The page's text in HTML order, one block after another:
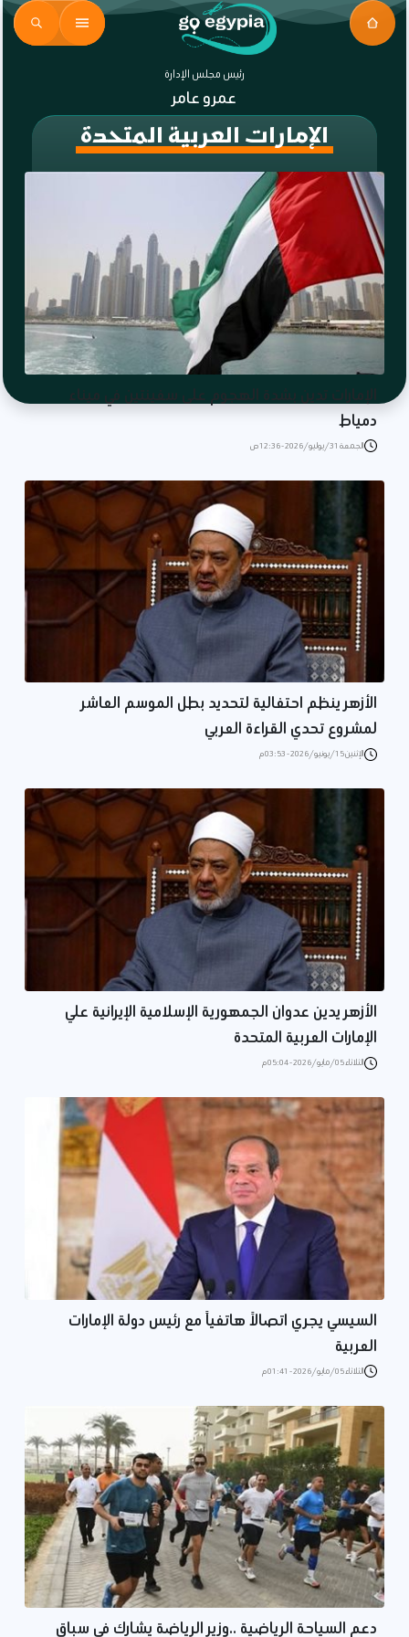
رئيس مجلس الإدارة
عمرو عامر
الإمارات العربية المتحدة
الإمارات تدين بشدة الهجوم على سفينتين في ميناء
دمياط
الجمعة 31/يوليو/2026 - 12:36 ص
الأزهر ينظم احتفالية لتحديد بطل الموسم العاشر
لمشروع تحدي القراءة العربي
الإثنين 15/يونيو/2026 - 03:53 م
الأزهر يدين عدوان الجمهورية الإسلامية الإيرانية علي
الإمارات العربية المتحدة
الثلاثاء 05/مايو/2026 - 05:04 م
السيسي يجري اتصالاً هاتفياً مع رئيس دولة الإمارات
العربية
الثلاثاء 05/مايو/2026 - 01:41 م
دعم السياحة الرياضية ..وزير الرياضة يشارك في سباق